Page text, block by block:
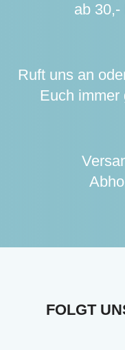
ab
Ruft uns an
Euch immer
FOLGT